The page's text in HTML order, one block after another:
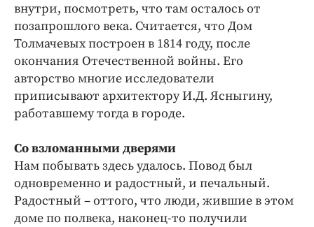
Праздники
Происшествия
Спорт
Экономика и бизнес
ПРОЕКТЫ
Издания
Медиаперсона
Интересное чтиво
Клиника года
внутри, посмотреть, что там осталось от
позапрошлого века. Считается, что Дом
Толмачевых построен в 1814 году, после
окончания Отечественной войны. Его
авторство многие исследователи
приписывают архитектору И.Д. Ясныгину,
работавшему тогда в городе.
Со взломанными дверями
Нам побывать здесь удалось. Повод был
одновременно и радостный, и печальный.
Радостный – оттого, что люди, жившие в этом
доме по полвека, наконец-то получили